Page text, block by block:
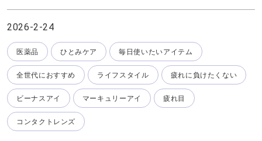
2026-2-24
医薬品 ひとみケア 毎日使いたいアイテム
全世代におすすめ ライフスタイル 疲れに負けたくない
ビーナスアイ マーキュリーアイ 疲れ目
コンタクトレンズ